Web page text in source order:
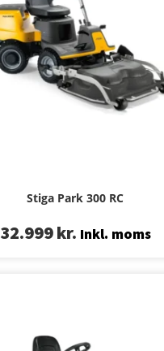
Stiga Park 300 RC
32.999kr. Inkl. moms